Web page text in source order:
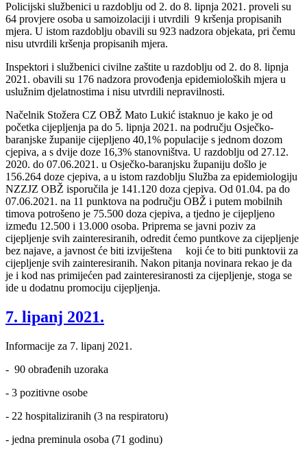
Policijski službenici u razdoblju od 2. do 8. lipnja 2021. proveli su
64 provjere osoba u samoizolaciji i utvrdili 9 kršenja propisanih
mjera. U istom razdoblju obavili su 923 nadzora objekata, pri čemu
nisu utvrdili kršenja propisanih mjera.
Inspektori i službenici civilne zaštite u razdoblju od 2. do 8. lipnja
2021. obavili su 176 nadzora provođenja epidemioloških mjera u
uslužnim djelatnostima i nisu utvrdili nepravilnosti.
Načelnik Stožera CZ OBŽ Mato Lukić istaknuo je kako je od
početka cijepljenja pa do 5. lipnja 2021. na području Osječko-
baranjske županije cijepljeno 40,1% populacije s jednom dozom
cjepiva, a s dvije doze 16,3% stanovništva. U razdoblju od 27.12.
2020. do 07.06.2021. u Osječko-baranjsku županiju došlo je
156.264 doze cjepiva, a u istom razdoblju Služba za epidemiologiju
NZZJZ OBŽ isporučila je 141.120 doza cjepiva. Od 01.04. pa do
07.06.2021. na 11 punktova na području OBŽ i putem mobilnih
timova potrošeno je 75.500 doza cjepiva, a tjedno je cijepljeno
između 12.500 i 13.000 osoba. Priprema se javni poziv za
cijepljenje svih zainteresiranih, odredit ćemo puntkove za cijepljenje
bez najave, a javnost će biti izviještena koji će to biti punktovii za
cijepljenje svih zainteresiranih. Nakon pitanja novinara rekao je da
je i kod nas primijećen pad zainteresiranosti za cijepljenje, stoga se
ide u dodatnu promociju cijepljenja.
7. lipanj 2021.
Informacije za 7. lipanj 2021.
- 90 obrađenih uzoraka
- 3 pozitivne osobe
- 22 hospitaliziranih (3 na respiratoru)
- jedna preminula osoba (71 godinu)